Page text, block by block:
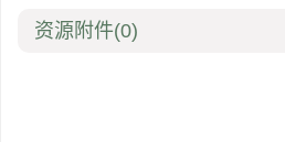
资源附件(0)